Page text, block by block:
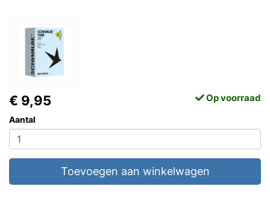
€ 9,95 Op voorraad
Aantal
Toevoegen aan winkelwagen